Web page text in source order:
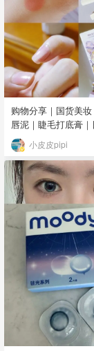
购物分享｜国货美
唇泥｜睫毛打底膏
眼线笔｜美甲DIY💅
小皮皮pipi